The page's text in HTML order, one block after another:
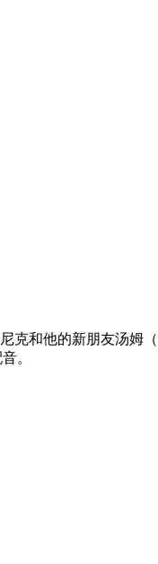
和他的新朋友汤姆（
。